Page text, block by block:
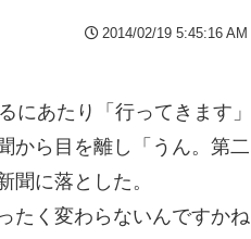
2014/02/19 5:45:16 AM
にあたり「行ってきます」
から目を離し「うん。第二
に落とした。
たく変わらないんですかね